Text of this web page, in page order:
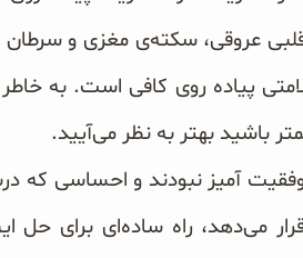
پیاده روی کافی است. به
باشید بهتر به نظر می‌آیید.
آمیز نبودند و احساسی که
می‌دهد، راه ساده‌ای برای حل